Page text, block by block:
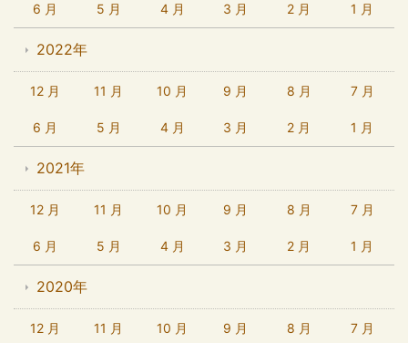
6 月 5 月 4 月 3 月 2 月 1 月
2022年
12 月 11 月 10 月 9 月 8 月 7 月
6 月 5 月 4 月 3 月 2 月 1 月
2021年
12 月 11 月 10 月 9 月 8 月 7 月
6 月 5 月 4 月 3 月 2 月 1 月
2020年
12 月 11 月 10 月 9 月 8 月 7 月